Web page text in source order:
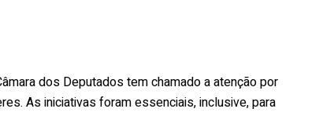
dos Deputados tem chamado a atenção por
As iniciativas foram essenciais, inclusive, para